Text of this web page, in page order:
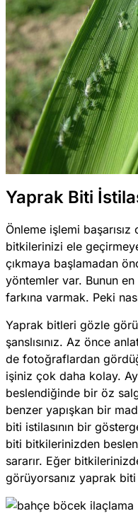
Yaprak Biti
Önleme işlemi
bitkilerinizi ele
çıkmaya başlamadan
yöntemler var. Bunun
farkına varmak. Peki
Yaprak bitleri gözle
şanslısınız. Az önce
de fotoğraflardan
işiniz çok daha kolay.
beslendiğinde bir öz
benzer yapışkan bir
biti istilasının bir
biti bitkilerinizden
sararır. Eğer
görüyorsanız yaprak